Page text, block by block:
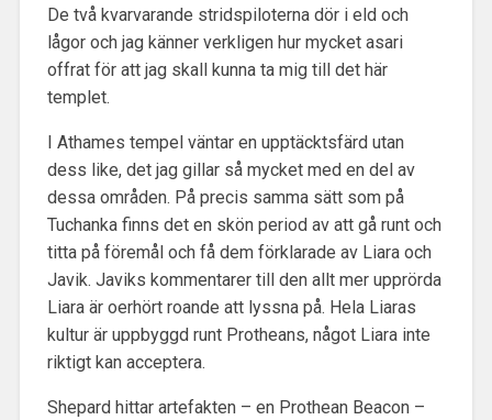
De två kvarvarande stridspiloterna dör i eld och
lågor och jag känner verkligen hur mycket asari
offrat för att jag skall kunna ta mig till det här
templet.
I Athames tempel väntar en upptäcktsfärd utan
dess like, det jag gillar så mycket med en del av
dessa områden. På precis samma sätt som på
Tuchanka finns det en skön period av att gå runt och
titta på föremål och få dem förklarade av Liara och
Javik. Javiks kommentarer till den allt mer upprörda
Liara är oerhört roande att lyssna på. Hela Liaras
kultur är uppbyggd runt Protheans, något Liara inte
riktigt kan acceptera.
Shepard hittar artefakten – en Prothean Beacon –